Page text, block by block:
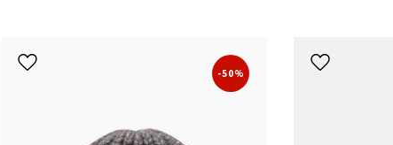
-50%